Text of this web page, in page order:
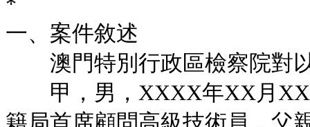
一、案件敘述
澳門特別行政區檢察院對
甲，男，XXXX年XX月XX